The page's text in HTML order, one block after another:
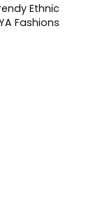
Ethnic
Fashions